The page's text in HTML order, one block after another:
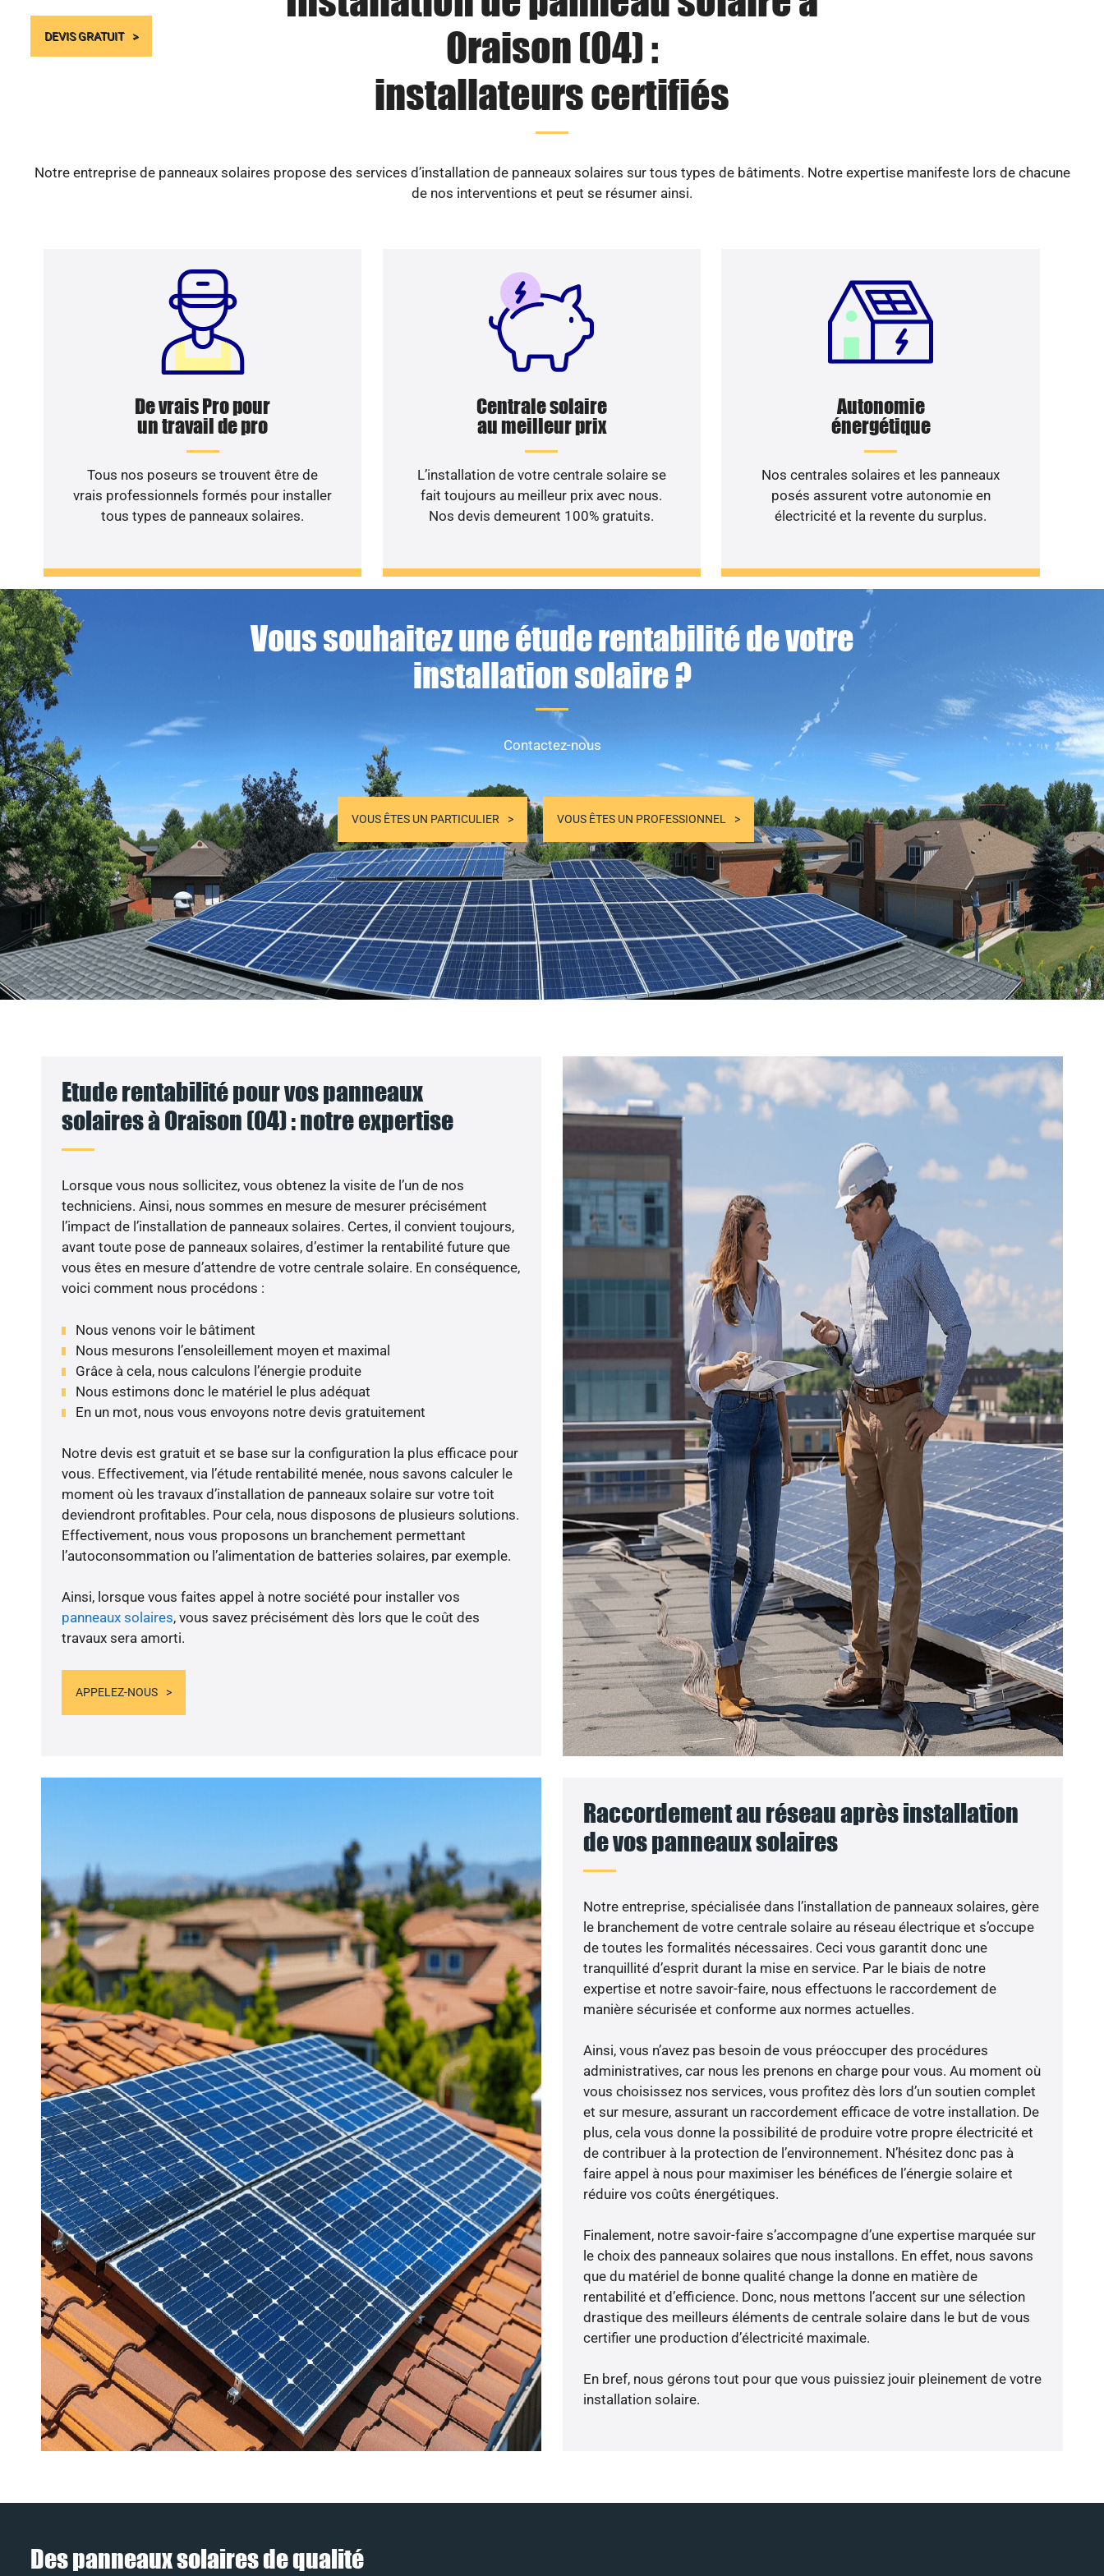
DEVIS GRATUIT
Oraison (04) :
installateurs certifiés
Notre entreprise de panneaux solaires propose des services d’installation de panneaux solaires sur tous types de bâtiments. Notre expertise manifeste lors de chacune
de nos interventions et peut se résumer ainsi.
De vrais Pro pour
un travail de pro
Tous nos poseurs se trouvent être de
vrais professionnels formés pour installer
tous types de panneaux solaires.
Centrale solaire
au meilleur prix
L’installation de votre centrale solaire se
fait toujours au meilleur prix avec nous.
Nos devis demeurent 100% gratuits.
Autonomie
énergétique
Nos centrales solaires et les panneaux
posés assurent votre autonomie en
électricité et la revente du surplus.
Vous souhaitez une étude rentabilité de votre
installation solaire ?
Contactez-nous
VOUS ÊTES UN PARTICULIER VOUS ÊTES UN PROFESSIONNEL
Etude rentabilité pour vos panneaux
solaires à Oraison (04) : notre expertise
Lorsque vous nous sollicitez, vous obtenez la visite de l’un de nos
techniciens. Ainsi, nous sommes en mesure de mesurer précisément
l’impact de l’installation de panneaux solaires. Certes, il convient toujours,
avant toute pose de panneaux solaires, d’estimer la rentabilité future que
vous êtes en mesure d’attendre de votre centrale solaire. En conséquence,
voici comment nous procédons :
Nous venons voir le bâtiment
Nous mesurons l’ensoleillement moyen et maximal
Grâce à cela, nous calculons l’énergie produite
Nous estimons donc le matériel le plus adéquat
En un mot, nous vous envoyons notre devis gratuitement
Notre devis est gratuit et se base sur la configuration la plus efficace pour
vous. Effectivement, via l’étude rentabilité menée, nous savons calculer le
moment où les travaux d’installation de panneaux solaire sur votre toit
deviendront profitables. Pour cela, nous disposons de plusieurs solutions.
Effectivement, nous vous proposons un branchement permettant
l’autoconsommation ou l’alimentation de batteries solaires, par exemple.
Ainsi, lorsque vous faites appel à notre société pour installer vos
panneaux solaires, vous savez précisément dès lors que le coût des
travaux sera amorti.
APPELEZ-NOUS
Raccordement au réseau après installation
de vos panneaux solaires
Notre entreprise, spécialisée dans l’installation de panneaux solaires, gère
le branchement de votre centrale solaire au réseau électrique et s’occupe
de toutes les formalités nécessaires. Ceci vous garantit donc une
tranquillité d’esprit durant la mise en service. Par le biais de notre
expertise et notre savoir-faire, nous effectuons le raccordement de
manière sécurisée et conforme aux normes actuelles.
Ainsi, vous n’avez pas besoin de vous préoccuper des procédures
administratives, car nous les prenons en charge pour vous. Au moment où
vous choisissez nos services, vous profitez dès lors d’un soutien complet
et sur mesure, assurant un raccordement efficace de votre installation. De
plus, cela vous donne la possibilité de produire votre propre électricité et
de contribuer à la protection de l’environnement. N’hésitez donc pas à
faire appel à nous pour maximiser les bénéfices de l’énergie solaire et
réduire vos coûts énergétiques.
Finalement, notre savoir-faire s’accompagne d’une expertise marquée sur
le choix des panneaux solaires que nous installons. En effet, nous savons
que du matériel de bonne qualité change la donne en matière de
rentabilité et d’efficience. Donc, nous mettons l’accent sur une sélection
drastique des meilleurs éléments de centrale solaire dans le but de vous
certifier une production d’électricité maximale.
En bref, nous gérons tout pour que vous puissiez jouir pleinement de votre
installation solaire.
Des panneaux solaires de qualité